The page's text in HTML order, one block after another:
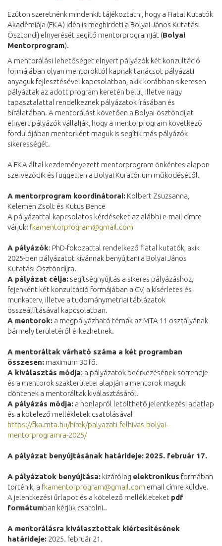
Ezúton szeretnénk mindenkit tájékoztatni, hogy a Fiatal Kutatók
Akadémiája (FKA) idén is meghirdeti a Bolyai János Kutatási
Ösztöndíj elnyerését segítő mentorprogramját (Bolyai
Mentorprogram).
A mentorálási lehetőséget elnyert pályázók két konzultáció
formájában olyan mentoroktól kapnak tanácsot pályázati
anyaguk fejlesztésével kapcsolatban, akik korábban sikeresen
pályáztak az adott program keretén belül, illetve nagy
tapasztalattal rendelkeznek pályázatok írásában és
bírálatában. A mentorálást követően a Bolyai-ösztöndíjat
elnyert pályázók vállalják, hogy a mentorprogram következő
fordulójában mentorként maguk is segítik más pályázók
sikerességét.
A FKA által kezdeményezett mentorprogram önkéntes alapon
szerveződik és független a Bolyai Kuratórium működésétől.
A mentorprogram koordinátorai: Kolbert Zsuzsanna,
Kelemen Zsolt és Kutus Bence
A pályázattal kapcsolatos kérdéseket az alábbi e-mail címre
várjuk: fkamentorprogram@gmail.com
A pályázók: PhD-fokozattal rendelkező fiatal kutatók, akik
2025-ben pályázatot kívánnak benyújtani a Bolyai János
Kutatási Ösztöndíjra.
A pályázat célja: segítségnyújtás a sikeres pályázáshoz,
fejenként két konzultáció formájában a CV, a kísérletes és
munkaterv, illetve a tudománymetriai táblázatok
összeállításával kapcsolatban.
A mentorok: a megpályázható témák az MTA 11 osztályának
bármely területéről érkezhetnek.
A mentoráltak várható száma a két programban
összesen: maximum 30 fő.
A kiválasztás módja: a pályázatok beérkezésének sorrendje
és a mentorok szakterületei alapján a mentorok maguk
döntenek a mentoráltak kiválasztásáról.
A pályázás módja: a honlapról letölthető jelentkezési adatlap
és a kötelező mellékletek csatolásával
https://fka.mta.hu/hirek/palyazati-felhivas-bolyai-
mentorprogramra-2025/
A pályázat benyújtásának határideje: 2025. február 17.
A pályázatok benyújtása: kizárólag elektronikus formában
történik, a fkamentorprogram@gmail.com email címre küldve.
A jelentkezési űrlapot és a kötelező mellékleteket pdf
formátumban kérjük csatolni..
A mentorálásra kiválasztottak kiértesítésének
határideje: 2025. február 21.